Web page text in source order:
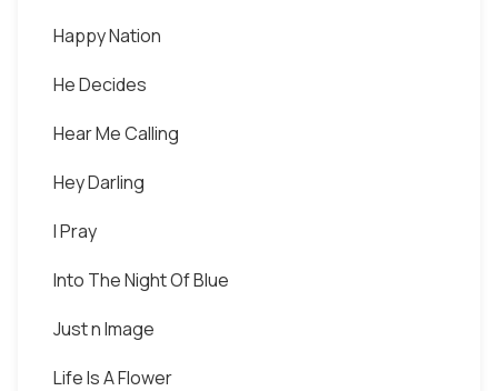
Happy Nation
He Decides
Hear Me Calling
Hey Darling
I Pray
Into The Night Of Blue
Just n Image
Life Is A Flower